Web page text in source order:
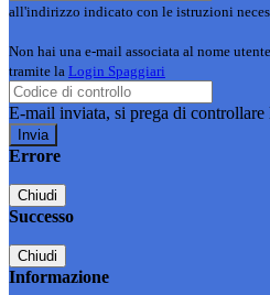
all'indirizzo indicato con le istruzioni
Non hai una e-mail associata al nome
tramite la Login Spaggiari
E-mail inviata, si prega di controllare
Errore
Chiudi
Successo
Chiudi
Informazione